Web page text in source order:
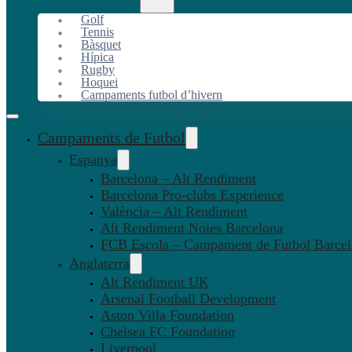
Golf
Tennis
Bàsquet
Hípica
Rugby
Hoquei
Campaments futbol d’hivern
Campaments de Futbol
Espanya
Barcelona – Alt Rendiment
Barcelona Pro-clubs Experience
València – Alt Rendiment
Alt Rendiment Noies Barcelona
FCB Escola – Campament de Futbol
Anglaterra
Alt Rendiment UK
Arsenal Football Development
Aston Villa Foundation
Chelsea FC Foundation
Liverpool